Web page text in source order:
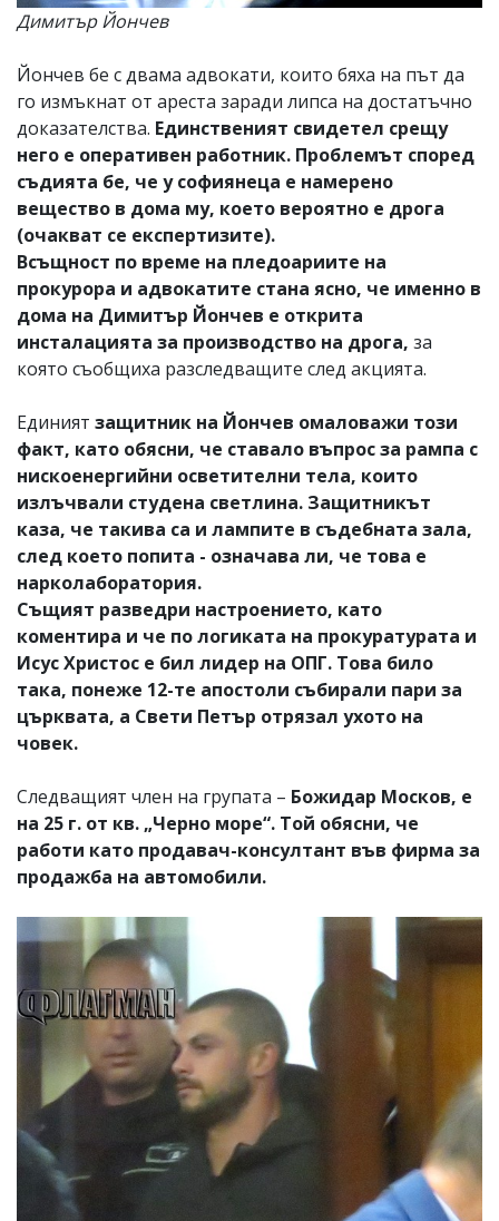
Димитър Йончев
Йончев бе с двама адвокати, които бяха на път да
го измъкнат от ареста заради липса на достатъчно
доказателства. Единственият свидетел срещу
него е оперативен работник. Проблемът според
съдията бе, че у софиянеца е намерено
вещество в дома му, което вероятно е дрога
(очакват се експертизите).
Всъщност по време на пледоариите на
прокурора и адвокатите стана ясно, че именно в
дома на Димитър Йончев е открита
инсталацията за производство на дрога, за
която съобщиха разследващите след акцията.
Единият защитник на Йончев омаловажи този
факт, като обясни, че ставало въпрос за рампа с
нискоенергийни осветителни тела, които
излъчвали студена светлина. Защитникът
каза, че такива са и лампите в съдебната зала,
след което попита - означава ли, че това е
нарколаборатория.
Същият разведри настроението, като
коментира и че по логиката на прокуратурата и
Исус Христос е бил лидер на ОПГ. Това било
така, понеже 12-те апостоли събирали пари за
църквата, а Свети Петър отрязал ухото на
човек.
Следващият член на групата – Божидар Москов, е
на 25 г. от кв. „Черно море“. Той обясни, че
работи като продавач-консултант във фирма за
продажба на автомобили.